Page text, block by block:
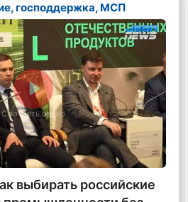
господдержка, МСП
Смотреть видео
выбирать российские